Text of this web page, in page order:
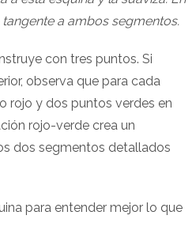
a ambos segmentos.
con tres puntos. Si
observa que para cada
rojo y dos puntos verdes en
rojo-verde crea un
dos segmentos detallados
para entender mejor lo que